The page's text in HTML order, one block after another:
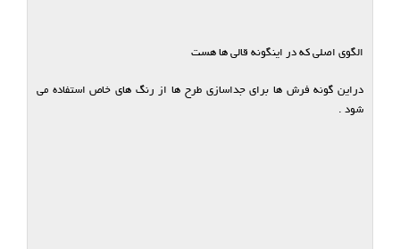
الگوی اصلی که در اینگونه قالی ها هست
دراین گونه فرش ها برای جداسازی طرح ها از رنگ های خاص استفاده می
شود .